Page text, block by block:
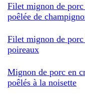
Filet mignon de
poêlée de
Filet mignon de
poireaux
Mignon de porc en
poêlés à la noisette